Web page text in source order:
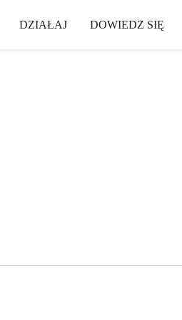
DZIAŁAJ DOWIEDZ SIĘ